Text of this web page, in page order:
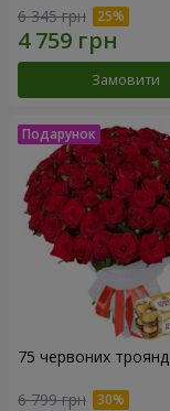
6 345 грн
Замовити
75 червоних троянд
6 799 грн